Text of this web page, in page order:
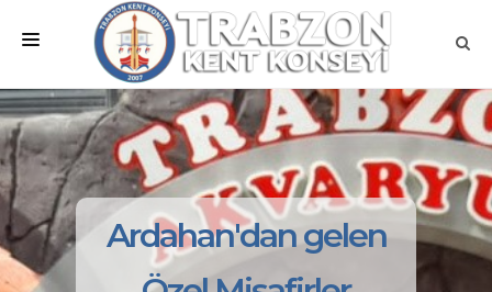
ANA SAYFA
KURUMSAL
MEVZUATLAR
MECLİSLER
Ardahan'dan gelen